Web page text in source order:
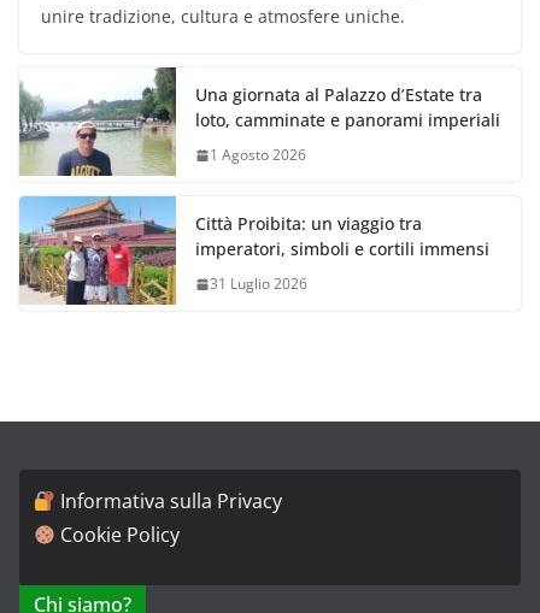
unire tradizione, cultura e atmosfere uniche.
Una giornata al Palazzo d’Estate tra
loto, camminate e panorami imperiali
1 Agosto 2026
Città Proibita: un viaggio tra
imperatori, simboli e cortili immensi
31 Luglio 2026
Informativa sulla Privacy
Cookie Policy
Chi siamo?